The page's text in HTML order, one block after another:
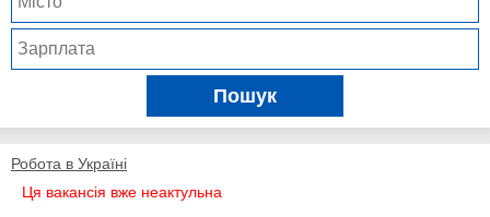
Пошук
Робота в Україні
Ця вакансія вже неактульна